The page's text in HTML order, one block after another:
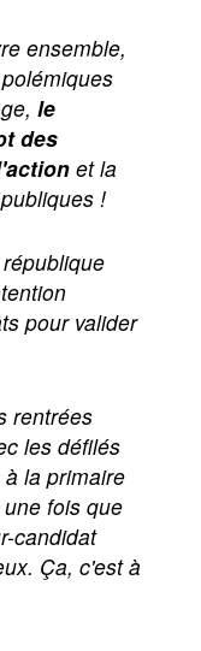
ensemble,
le
des
et la
!
pour valider
rentrées
les défilés
la primaire
fois que
candidat
Ça, c'est à